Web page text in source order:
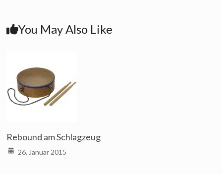
You May Also Like
Rebound am Schlagzeug
26. Januar 2015